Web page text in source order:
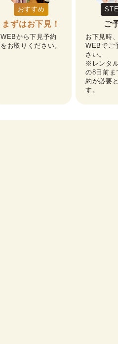
おすすめ
まずはお下見！
WEBから下見予約
をお取りください。
ご
お下見時
WEBでご
さい。
※レンタ
の8日前ま
約が必要
す。